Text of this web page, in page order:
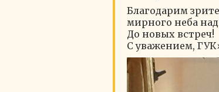
Благодарим
мирного неба
До новых встреч!
С уважением,